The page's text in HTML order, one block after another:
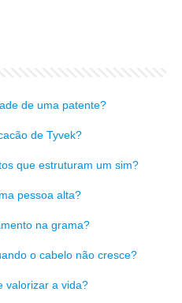
de uma patente?
de Tyvek?
que estruturam um sim?
pessoa alta?
na grama?
o cabelo não cresce?
valorizar a vida?